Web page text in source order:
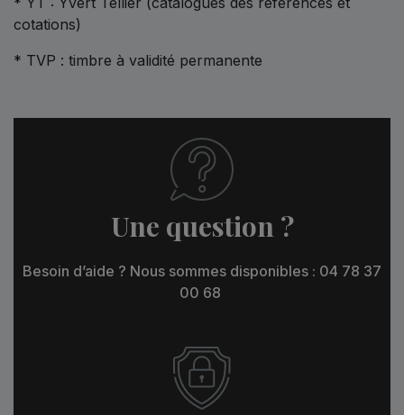
cotations)
* TVP : timbre à validité permanente
Une question ?
Besoin d’aide ? Nous sommes disponibles : 04 78 37
00 68